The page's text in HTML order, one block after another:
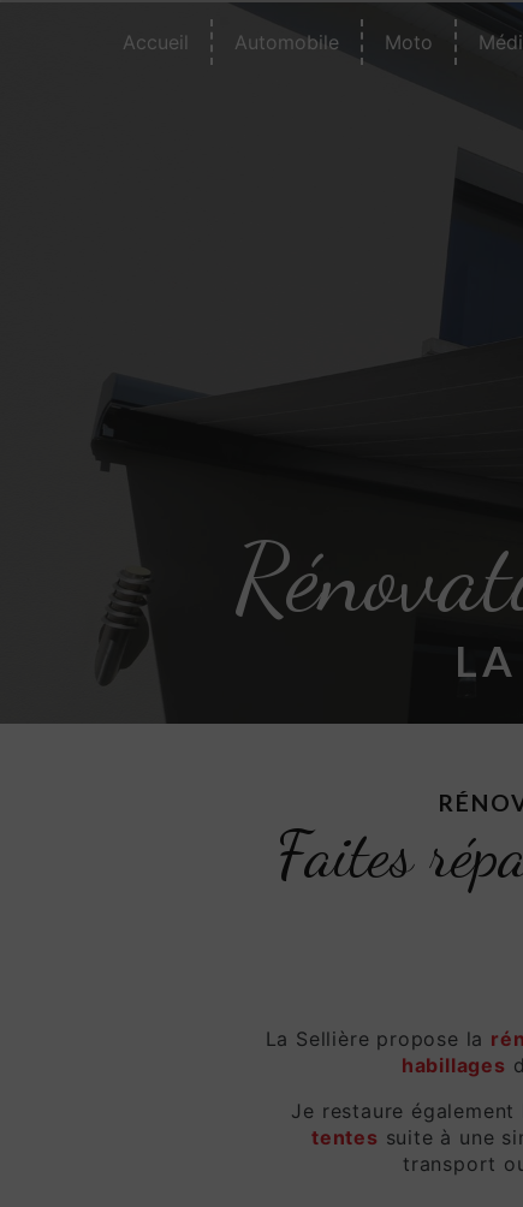
Accueil Automobile Moto
Faites
La Sellière propose la
habillages
Je restaure également
tentes suite à une
transport
Panneau de gestion des cookies